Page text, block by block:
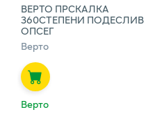
ВЕРТО ПРСКАЛКА
360СТЕПЕНИ ПОДЕСЛИВ
ОПСЕГ
Верто
Верто